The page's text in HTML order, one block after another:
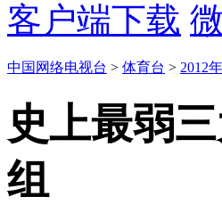
客户端下载
中国网络电视台 > 体育台 > 2012
史上最弱
组